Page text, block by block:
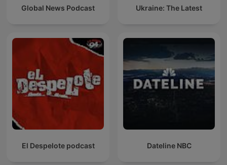
Global News Podcast Ukraine: The Latest
El Despelote podcast Dateline NBC